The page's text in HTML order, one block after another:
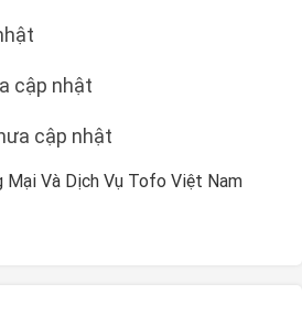
cập nhật
cập nhật
Và Dịch Vụ Tofo Việt Nam